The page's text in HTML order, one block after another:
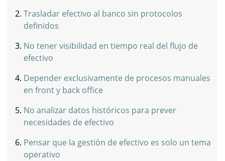
Trasladar efectivo al banco sin protocolos
definidos
No tener visibilidad en tiempo real del flujo de
efectivo
Depender exclusivamente de procesos manuales
en front y back office
No analizar datos históricos para prever
necesidades de efectivo
Pensar que la gestión de efectivo es solo un tema
operativo